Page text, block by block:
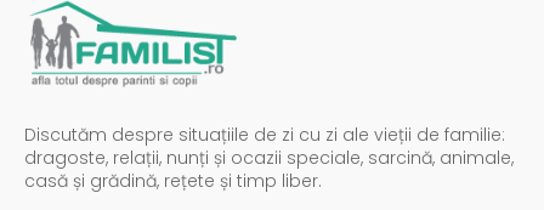
Discutăm despre situațiile de zi cu zi ale vieții de familie:
dragoste, relații, nunți și ocazii speciale, sarcină, animale,
casă și grădină, rețete și timp liber.